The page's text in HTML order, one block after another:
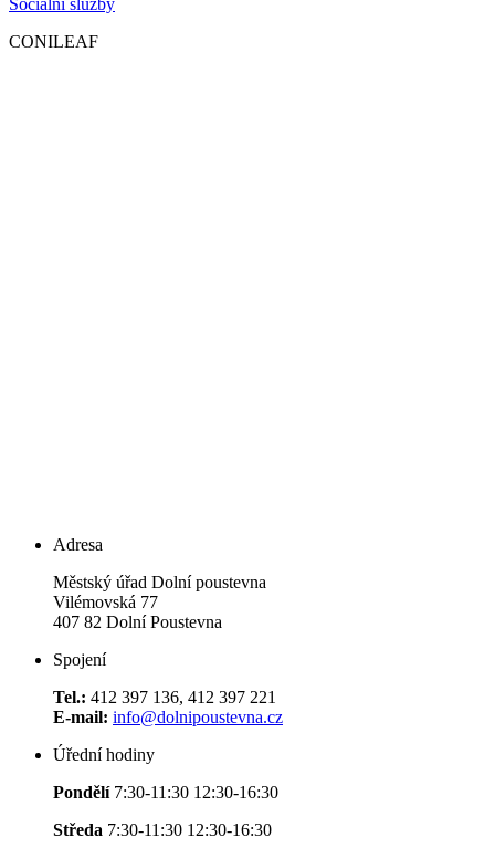
Sociální služby
CONILEAF
Adresa
Městský úřad Dolní poustevna
Vilémovská 77
407 82 Dolní Poustevna
Spojení
Tel.: 412 397 136, 412 397 221
E-mail: info@dolnipoustevna.cz
Úřední hodiny
Pondělí 7:30-11:30 12:30-16:30
Středa 7:30-11:30 12:30-16:30